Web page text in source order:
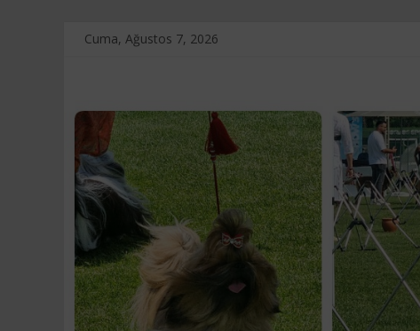
SkipCuma, Ağustos 7, 2026
Touche
D'amour
Kennel